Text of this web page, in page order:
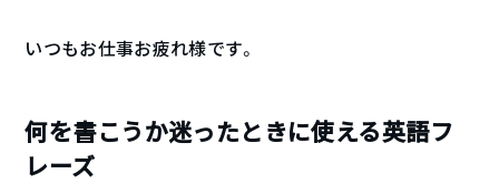
いつもお仕事お疲れ様です。
何を書こうか迷ったときに使える英語フ
レーズ